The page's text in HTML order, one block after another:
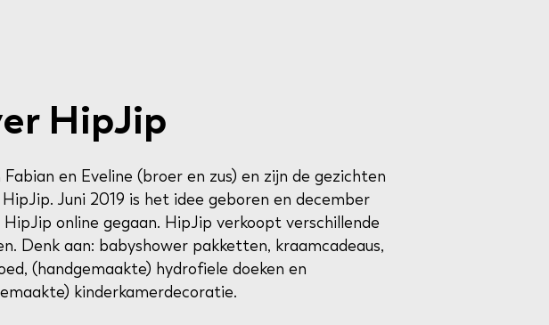
HipJip
Fabian en Eveline (broer en zus) en zijn de gezichten
Juni 2019 is het idee geboren en december
HipJip online gegaan. HipJip verkoopt verschillende
Denk aan: babyshower pakketten, kraamcadeaus,
(handgemaakte) hydrofiele doeken en
kinderkamerdecoratie.